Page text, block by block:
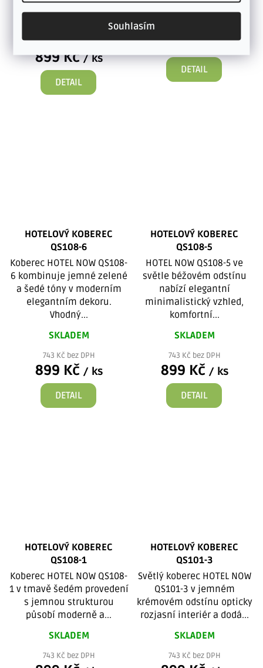
Souhlasím
743 Kč bez DPH
899 Kč/ ks
DETAIL
SKLADEM
899 Kč
DETAIL
HOTELOVÝ KOBEREC
QS108-6
Koberec HOTEL NOW QS108-
6 kombinuje jemné zelené
a šedé tóny v moderním
elegantním dekoru.
Vhodný...
SKLADEM
743 Kč bez DPH
899 Kč / ks
DETAIL
HOTELOVÝ KOBEREC
QS108-5
HOTEL NOW QS108-5 ve
světle béžovém odstínu
nabízí elegantní
minimalistický vzhled,
komfortní...
SKLADEM
743 Kč bez DPH
899 Kč / ks
DETAIL
HOTELOVÝ KOBEREC
QS108-1
Koberec HOTEL NOW QS108-
1 v tmavě šedém provedení
s jemnou strukturou
působí moderně a...
SKLADEM
743 Kč bez DPH
HOTELOVÝ KOBEREC
QS101-3
Světlý koberec HOTEL NOW
QS101-3 v jemném
krémovém odstínu opticky
rozjasní interiér a dodá...
SKLADEM
743 Kč bez DPH